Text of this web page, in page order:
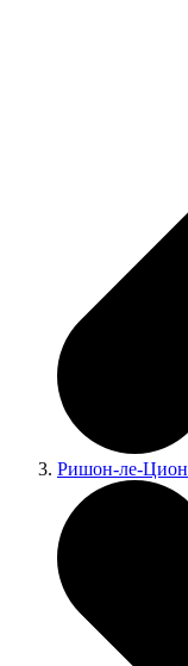
Ришон-ле-Цион